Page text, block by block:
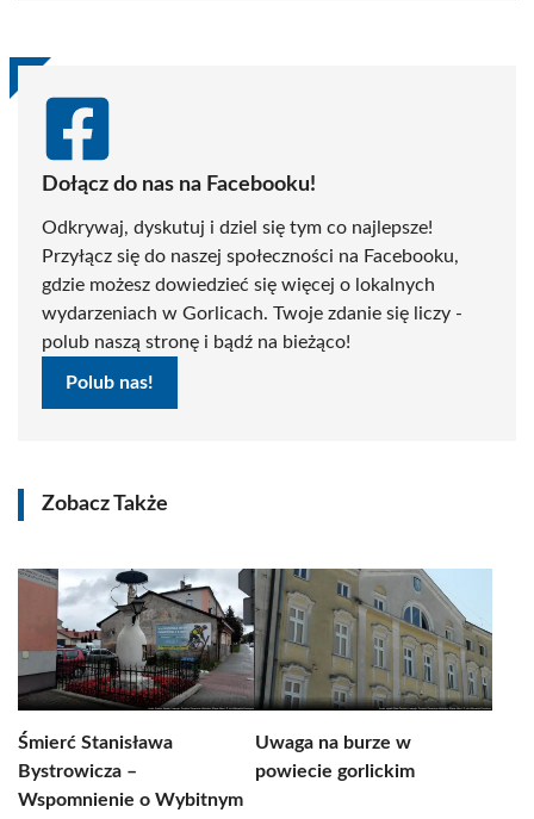
(Twitter)
Dołącz do nas na Facebooku!
Odkrywaj, dyskutuj i dziel się tym co najlepsze!
Przyłącz się do naszej społeczności na Facebooku,
gdzie możesz dowiedzieć się więcej o lokalnych
wydarzeniach w Gorlicach. Twoje zdanie się liczy -
polub naszą stronę i bądź na bieżąco!
Polub nas!
Zobacz Także
Śmierć Stanisława
Bystrowicza –
Wspomnienie o Wybitnym
Uwaga na burze w
powiecie gorlickim